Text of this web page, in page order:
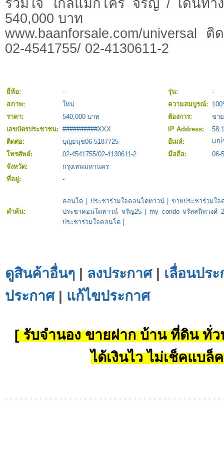
ร่วมใจ ใกล้แม๊กโคร จรัญ / เดินทา
540,000 บาท
www.baanforsale.com/universal
02-4541755/ 02-4130611-2
ยี่ห้อ: - รุ่น:
-
สภาพ:
ใหม่ ความสมบูรณ์:
ราคา:
540,000 บาท ต้องการ:
ขาย
เลขบัตรประชาชน: ##########XXX IP Address:
ติดต่อ:
บุญยนุช06-5187725
อีเมล์:
โทรศัพย์:
02-4541755/02-4130611-2 มือถือ:
06-
จังหวัด:
กรุงเทพมหานคร
ที่อยู่:
-
คำค้น:
คอนโด ประชาร่วมใจคอนโดทาวน์|ขายประชาร่วมใจ
ประชาคอนโดทาวน์ จรัญ25|my condo จรัลสนิทวงศ์
ประชาร่วมใจคอนโด
ดูสินค้าอื่นๆ | ลงประกาศ| เลื่อนปร
ประกาศ| แก้ไขประกาศ
[ รับจำนอง ขายฝาก บ้าน ที่ดิน ทั่ว
ได้เงินไว ไม่เช็คแบล็